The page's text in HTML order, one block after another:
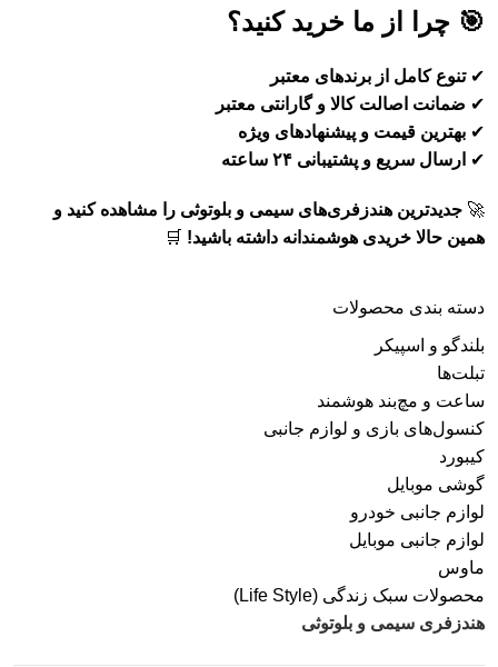
دسته‌ بندی محصولات
بلندگو و اسپیکر
تبلت‌ها
ساعت و مچ‌بند هوشمند
کنسول‌های بازی و لوازم جانبی
کیبورد
گوشی موبایل
لوازم جانبی خودرو
لوازم جانبی موبایل
ماوس
محصولات سبک زندگی (Life Style)
هندزفری سیمی و بلوتوثی
🎯 چرا از ما خرید کنید؟
✔تنوع کامل از برندهای معتبر
✔ ضمانت اصالت کالا و گارانتی معتبر
✔ بهترین قیمت و پیشنهادهای ویژه
✔ ارسال سریع و پشتیبانی ۲۴ ساعته
🚀 جدیدترین هندزفری‌های سیمی و بلوتوثی را مشاهده کنید و
همین حالا خریدی هوشمندانه داشته باشید! 🛒